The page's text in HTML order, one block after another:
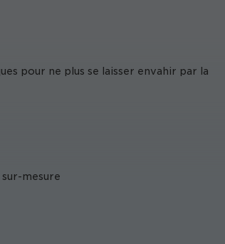
pour ne plus se laisser envahir par la
mesure